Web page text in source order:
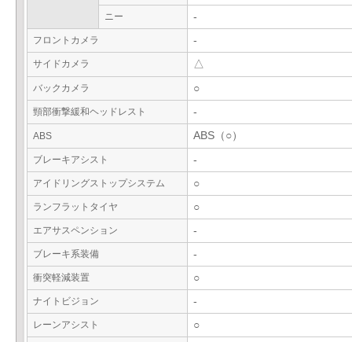
ニー -
フロントカメラ -
サイドカメラ △
バックカメラ ○
頸部衝撃緩和ヘッドレスト -
ABS ABS（○）
ブレーキアシスト -
アイドリングストップシステム ○
ランフラットタイヤ ○
エアサスペンション -
ブレーキ系装備 -
衝突軽減装置 ○
ナイトビジョン -
レーンアシスト ○